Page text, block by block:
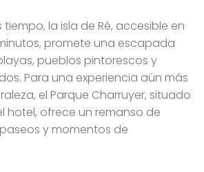
la isla de Ré, accesible en
promete una escapada
pueblos pintorescos y
Para una experiencia aún más
el Parque Charruyer, situado
hotel, ofrece un remanso de
y momentos de